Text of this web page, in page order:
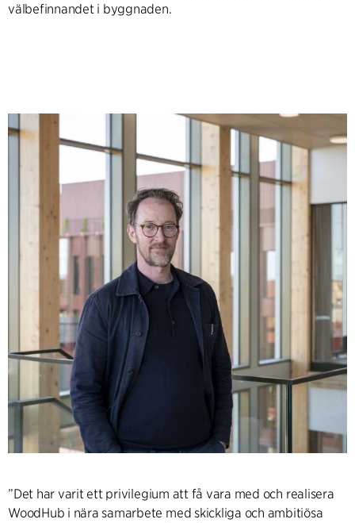
välbefinnandet i byggnaden.
”Det har varit ett privilegium att få vara med och realisera
WoodHub i nära samarbete med skickliga och ambitiösa